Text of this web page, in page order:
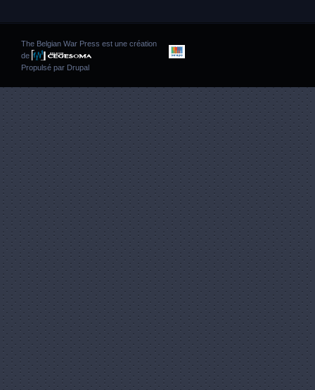
The Belgian War Press est une création
de
Propulsé par Drupal